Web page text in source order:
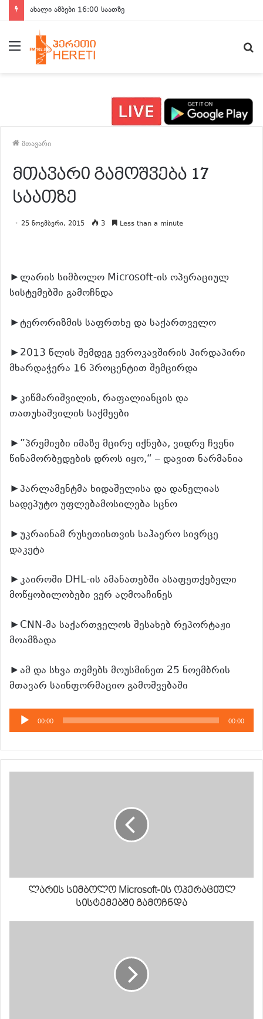
ახალი ამბები 15:00 საათზე
მენიუ
მთავარი
მთავარი გამოშვება 17
საათზე
25 ნოემბერი, 2015 3 Less than a minute
►ლარის სიმბოლო Microsoft-ის ოპერაციულ
სისტემებში გამოჩნდა
►ტერორიზმის საფრთხე და საქართველო
►2013 წლის შემდეგ ევროკავშირის პირდაპირი
მხარდაჭერა 16 პროცენტით შემცირდა
►კიწმარიშვილის, რაფალიანცის და
თათუხაშვილის საქმეები
►”პრემიები იმაზე მცირე იქნება, ვიდრე ჩვენი
წინამორბედების დროს იყო,“ – დავით ნარმანია
►პარლამენტმა ხიდაშელისა და დანელიას
სადეპუტო უფლებამოსილება სცნო
►უკრაინამ რუსეთისთვის საჰაერო სივრცე
დაკეტა
►კაიროში DHL-ის ამანათებში ასაფეთქებელი
მოწყობილობები ვერ აღმოაჩინეს
►CNN-მა საქართველოს შესახებ რეპორტაჟი
მოამზადა
►ამ და სხვა თემებს მოუსმინეთ 25 ნოემბრის
მთავარ საინფორმაციო გამოშვებაში
აუდიო
დამკვრელი
00:00 00:00
ლარის სიმბოლო Microsoft-ის ოპერაციულ
სისტემებში გამოჩნდა